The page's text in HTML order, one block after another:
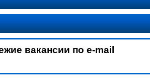
вакансии по e-mail